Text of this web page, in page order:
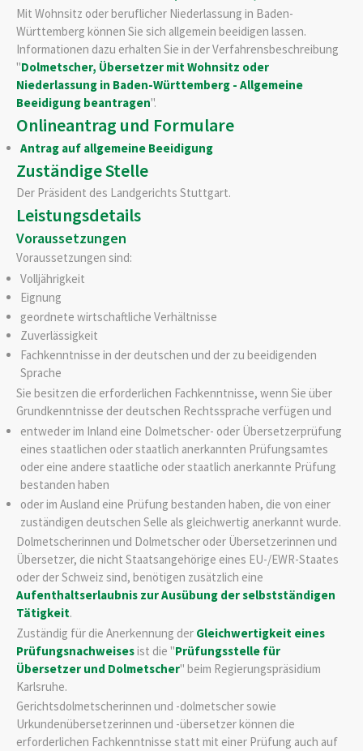
Mit Wohnsitz oder beruflicher Niederlassung in Baden-
Württemberg können Sie sich allgemein beeidigen lassen.
Informationen dazu erhalten Sie in der Verfahrensbeschreibung
"Dolmetscher, Übersetzer mit Wohnsitz oder
Niederlassung in Baden-Württemberg - Allgemeine
Beeidigung beantragen".
Onlineantrag und Formulare
Antrag auf allgemeine Beeidigung
Zuständige Stelle
Der Präsident des Landgerichts Stuttgart.
Leistungsdetails
Voraussetzungen
Voraussetzungen sind:
Volljährigkeit
Eignung
geordnete wirtschaftliche Verhältnisse
Zuverlässigkeit
Fachkenntnisse in der deutschen und der zu beeidigenden
Sprache
Sie besitzen die erforderlichen Fachkenntnisse, wenn Sie über
Grundkenntnisse der deutschen Rechtssprache verfügen und
entweder im Inland eine Dolmetscher- oder Übersetzerprüfung
eines staatlichen oder staatlich anerkannten Prüfungsamtes
oder eine andere staatliche oder staatlich anerkannte Prüfung
bestanden haben
oder im Ausland eine Prüfung bestanden haben, die von einer
zuständigen deutschen Selle als gleichwertig anerkannt wurde.
Dolmetscherinnen und Dolmetscher oder Übersetzerinnen und
Übersetzer, die nicht Staatsangehörige eines EU-/EWR-Staates
oder der Schweiz sind, benötigen zusätzlich eine
Aufenthaltserlaubnis zur Ausübung der selbstständigen
Tätigkeit.
Zuständig für die Anerkennung der Gleichwertigkeit eines
Prüfungsnachweisesist die "Prüfungsstelle für
Übersetzer und Dolmetscher" beim Regierungspräsidium
Karlsruhe.
Gerichtsdolmetscherinnen und -dolmetscher sowie
Urkundenübersetzerinnen und -übersetzer können die
erforderlichen Fachkenntnisse statt mit einer Prüfung auch auf